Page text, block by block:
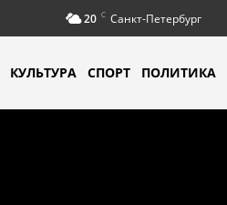
20 C Санкт-Петербург
КУЛЬТУРА СПОРТ ПОЛИТИКА